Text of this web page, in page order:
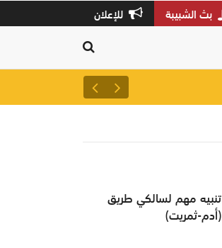
بث الشبيبة للإعلان
تنبيه مهم لسالكي طريق
تنبيه مهم لسالكي طريق
(أدم-ثمريت)